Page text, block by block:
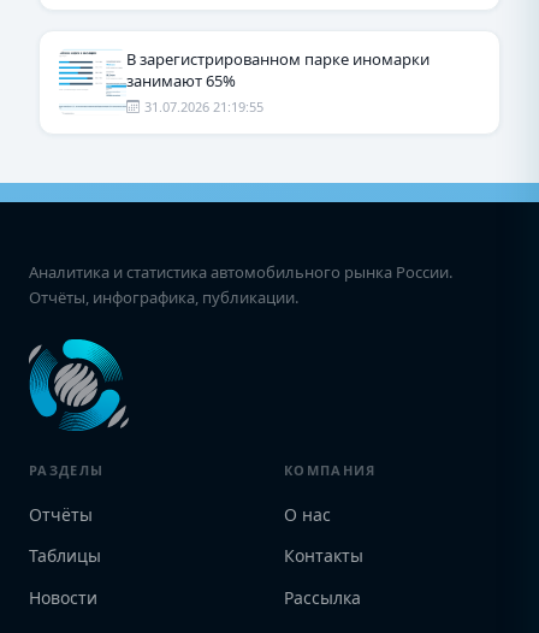
В зарегистрированном парке иномарки
занимают 65%
31.07.2026 21:19:55
Аналитика и статистика автомобильного рынка России.
Отчёты, инфографика, публикации.
РАЗДЕЛЫ
Отчёты
Таблицы
Новости
КОМПАНИЯ
О нас
Контакты
Рассылка